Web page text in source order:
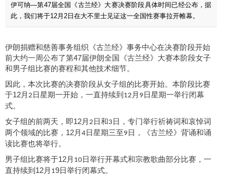
伊可纳—第47届全国《古兰经》大赛决赛阶段具体时间已经公布，据
此，我们将于12月2日在大不里士见证这一全国性赛事拉开帷幕。
伊朗捐赠和慈善事务组织 《古兰经》 事务中心在决赛阶段开始
前大约一周公布了第47届伊朗全国《古兰经》大赛本阶段女子
和男子组比赛的赛程和其他技术细节。
因此，本次比赛的决赛阶段从女子组的比赛开始。本阶段比赛
于12月 2 日星期一开始，一直持续到 12 月 9 日星期一举行闭幕
式。
女子组的前两天，即12月 2 日和3 日，专门举行祈祷词和哀悼词
两个领域的比赛， 12月 4 日星期三至9 日， 《古兰经》 背诵和诵
读比赛也将举行。
男子组比赛将于12月 10 日举行开幕式和宗教歌曲部分比赛，一
直持续到 12月 19日举行闭幕式。